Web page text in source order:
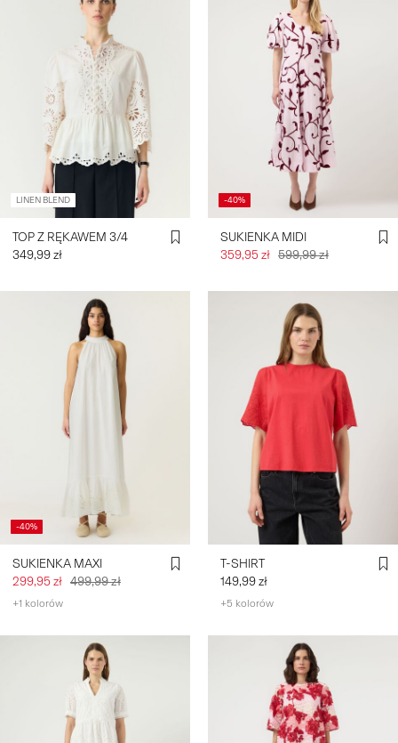
LINEN BLEND
TOP Z RĘKAWEM 3/4
349,99 zł
-40%
SUKIENKA MIDI
359,95 zł 599,99 zł
-40%
SUKIENKA MAXI
299,95 zł 499,99 zł
+1 kolorów
T-SHIRT
149,99 zł
+5 kolorów